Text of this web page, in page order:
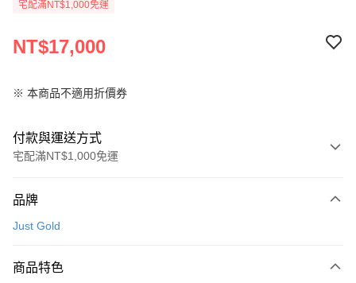
宅配滿NT$1,000免運
NT$17,000
※ 本商品不適用折價券
付款與運送方式
宅配滿NT$1,000免運
信用卡一次付款
3 期 0 利率 每期
品牌
Just Gold
商品特色